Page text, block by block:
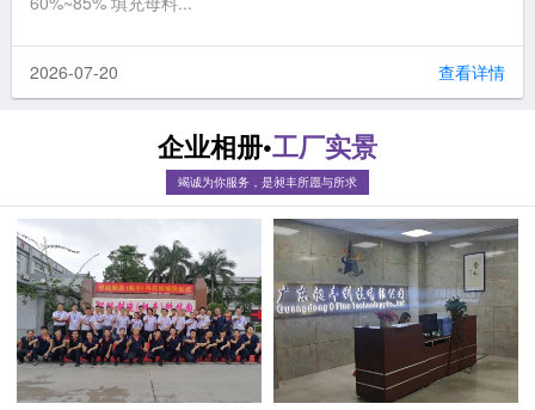
2026-07-20 查看详情
企业相册•工厂实景
竭诚为你服务，是昶丰所愿与所求